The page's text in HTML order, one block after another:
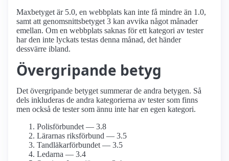
Maxbetyget är 5.0, en webbplats kan inte få mindre än 1.0,
samt att genomsnittsbetyget 3 kan avvika något månader
emellan. Om en webbplats saknas för ett kategori av tester
har den inte lyckats testas denna månad, det händer
dessvärre ibland.
Övergripande betyg
Det övergripande betyget summerar de andra betygen. Så
dels inkluderas de andra kategorierna av tester som finns
men också de tester som ännu inte har en egen kategori.
Polisförbundet — 3.8
Lärarnas riksförbund — 3.5
Tandläkar­förbundet — 3.5
Ledarna — 3.4